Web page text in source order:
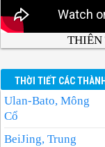
THIÊN
THỜI TIẾT CÁC
Ulan-Bato, Mông
Cổ
BeiJing, Trung